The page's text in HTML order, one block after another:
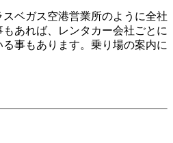
ベガス空港営業所のように全社
あれば、レンタカー会社ごとに
事もあります。乗り場の案内に